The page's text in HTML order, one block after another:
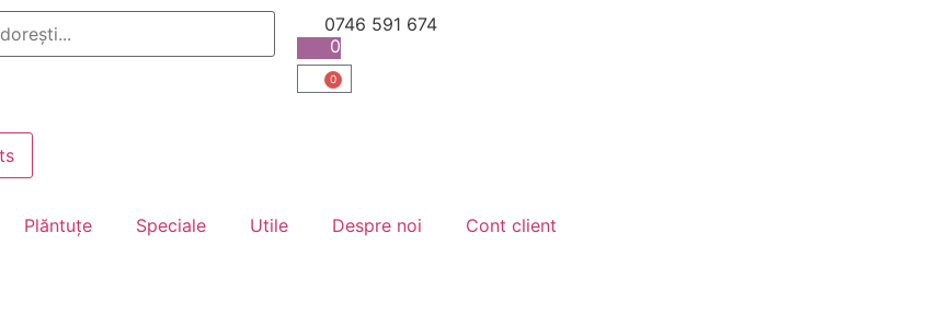
0746 591 674
0
0
Plăntuțe Speciale Utile Despre noi Cont client